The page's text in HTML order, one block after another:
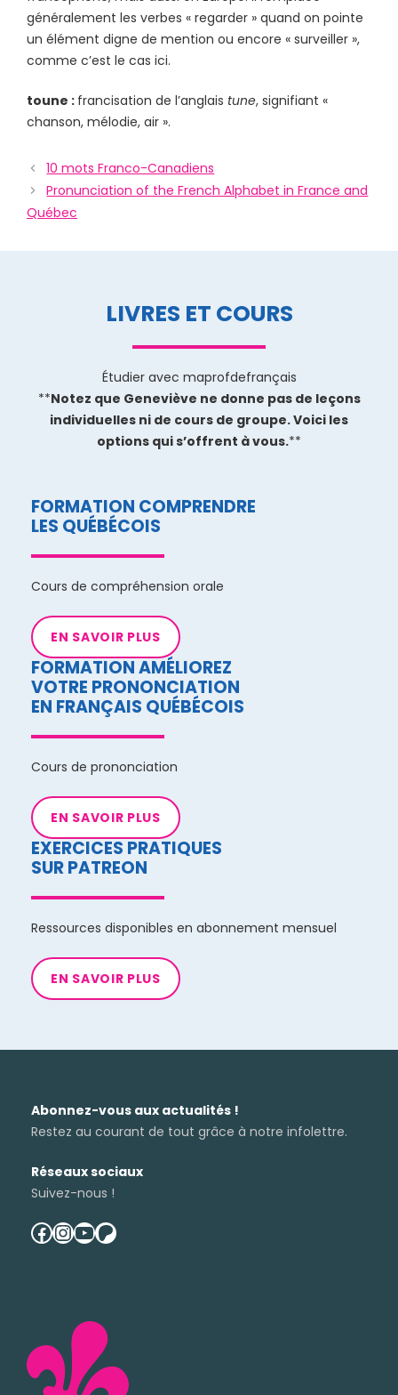
généralement les verbes « regarder » quand on pointe
un élément digne de mention ou encore « surveiller »,
comme c’est le cas ici.
toune : francisation de l’anglais tune, signifiant «
chanson, mélodie, air ».
10 mots Franco-Canadiens
Pronunciation of the French Alphabet in France and
Québec
LIVRES ET COURS
Étudier avec maprofdefrançais
**Notez que Geneviève ne donne pas de leçons
individuelles ni de cours de groupe. Voici les
options qui s’offrent à vous.**
FORMATION COMPRENDRE
LES QUÉBÉCOIS
Cours de compréhension orale
EN SAVOIR PLUS
FORMATION AMÉLIOREZ
VOTRE PRONONCIATION
EN FRANÇAIS QUÉBÉCOIS
Cours de prononciation
EN SAVOIR PLUS
EXERCICES PRATIQUES
SUR PATREON
Ressources disponibles en abonnement mensuel
EN SAVOIR PLUS
Abonnez-vous aux actualités !
Restez au courant de tout grâce à notre infolettre.
Réseaux sociaux
Suivez-nous !
facebook
instagram
youtube
patreon